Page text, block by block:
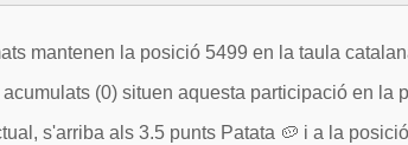
mantenen la posició 5499 en la taula
(0) situen aquesta participació en la
s'arriba als 3.5 punts Patata 🥔 i a la